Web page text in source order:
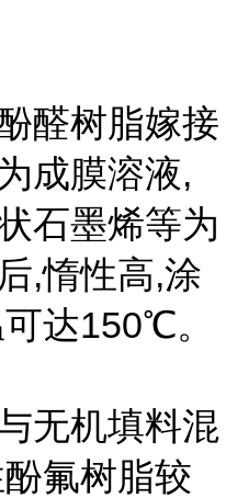
醛树脂嫁接
成膜溶液,
石墨烯等为
,惰性高,涂
达150℃。
无机填料混
氟树脂较